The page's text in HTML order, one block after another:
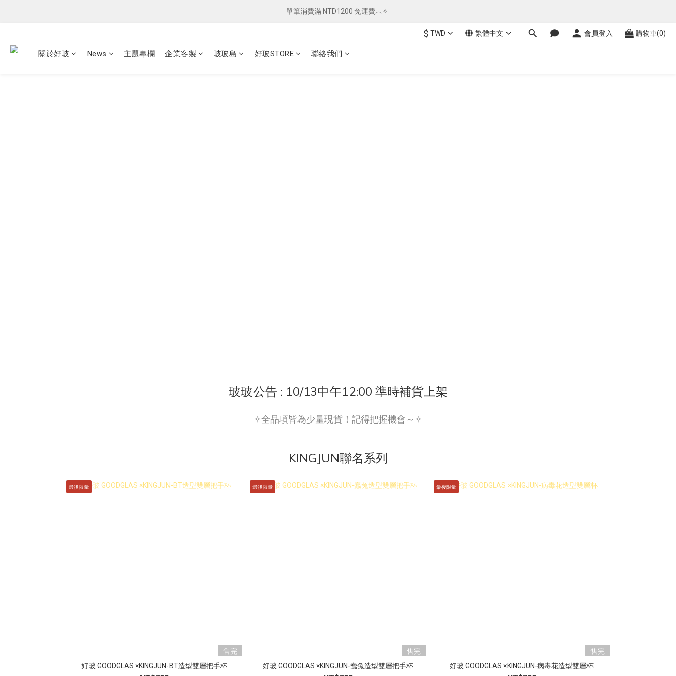
單筆消費滿 NTD1200 免運費︵✧
單筆消費滿 NTD1200 免運費︵✧
單筆消費滿 NTD1200 免運費︵✧
$ TWD 繁體中文 會員登入 購物車(0)
關於好玻 News 主題專欄 企業客製 玻玻島 好玻STORE 聯絡我們
玻玻公告 : 10/13中午12:00 準時補貨上架
✧全品項皆為少量現貨！記得把握機會～✧
KINGJUN聯名系列
最後限量
售完
好玻 GOODGLAS ×KINGJUN-BT造型雙層把手杯
最後限量
售完
好玻 GOODGLAS ×KINGJUN-蠢兔造型雙層把手杯
最後限量
售完
好玻 GOODGLAS ×KINGJUN-病毒花造型雙層杯